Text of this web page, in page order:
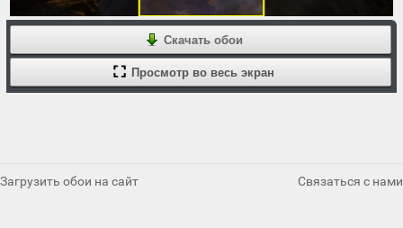
Скачать обои
Просмотр во весь экран
Загрузить обои на сайт Связаться с нами